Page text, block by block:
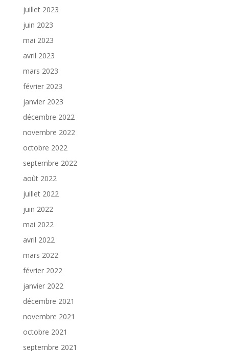
juillet 2023
juin 2023
mai 2023
avril 2023
mars 2023
février 2023
janvier 2023
décembre 2022
novembre 2022
octobre 2022
septembre 2022
août 2022
juillet 2022
juin 2022
mai 2022
avril 2022
mars 2022
février 2022
janvier 2022
décembre 2021
novembre 2021
octobre 2021
septembre 2021